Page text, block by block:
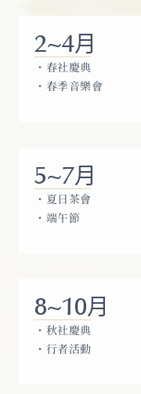
2~4月
・春社慶典
・春季音樂會
5~7月
・夏日茶會
・端午節
8~10月
・秋社慶典
・行者活動